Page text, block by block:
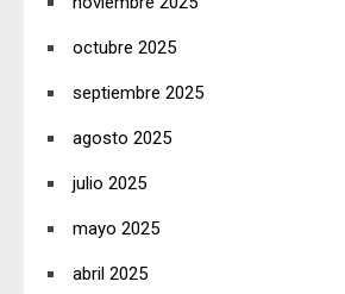
octubre 2025
septiembre 2025
agosto 2025
julio 2025
mayo 2025
abril 2025